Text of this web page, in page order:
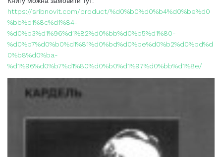
https://sribnovit.com/product/%d0%b0%d0%b4%d0%be%d0
%bb%d1%8c%d1%84-
%d0%b3%d1%96%d1%82%d0%bb%d0%b5%d1%80-
%d0%b7%d0%b0%d1%81%d0%bd%d0%be%d0%b2%d0%bd%d
0%b8%d0%ba-
%d1%96%d0%b7%d1%80%d0%b0%d1%97%d0%bb%d1%8e/